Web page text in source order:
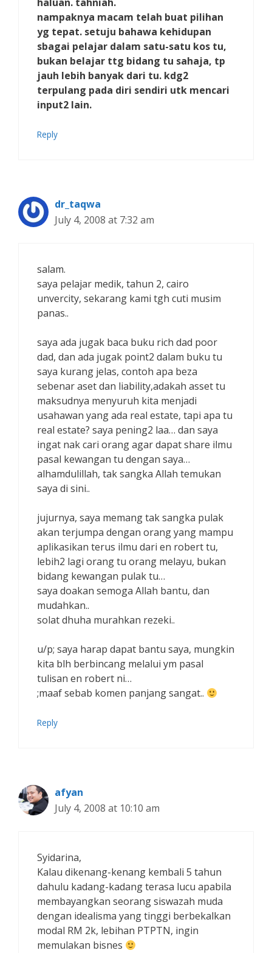
nampaknya macam telah buat pilihan
yg tepat. setuju bahawa kehidupan
sbagai pelajar dalam satu-satu kos tu,
bukan belajar ttg bidang tu sahaja, tp
jauh lebih banyak dari tu. kdg2
terpulang pada diri sendiri utk mencari
input2 lain.
Reply
dr_taqwa
July 4, 2008 at 7:32 am
salam.
saya pelajar medik, tahun 2, cairo
unvercity, sekarang kami tgh cuti musim
panas..
saya ada jugak baca buku rich dad poor
dad, dan ada jugak point2 dalam buku tu
saya kurang jelas, contoh apa beza
sebenar aset dan liability,adakah asset tu
maksudnya menyuruh kita menjadi
usahawan yang ada real estate, tapi apa tu
real estate? saya pening2 laa… dan saya
ingat nak cari orang agar dapat share ilmu
pasal kewangan tu dengan saya…
alhamdulillah, tak sangka Allah temukan
saya di sini..
jujurnya, saya memang tak sangka pulak
akan terjumpa dengan orang yang mampu
aplikasikan terus ilmu dari en robert tu,
lebih2 lagi orang tu orang melayu, bukan
bidang kewangan pulak tu…
saya doakan semoga Allah bantu, dan
mudahkan..
solat dhuha murahkan rezeki..
u/p; saya harap dapat bantu saya, mungkin
kita blh berbincang melalui ym pasal
tulisan en robert ni…
;maaf sebab komen panjang sangat..
Reply
afyan
July 4, 2008 at 10:10 am
Syidarina,
Kalau dikenang-kenang kembali 5 tahun
dahulu kadang-kadang terasa lucu apabila
membayangkan seorang siswazah muda
dengan idealisma yang tinggi berbekalkan
modal RM 2k, lebihan PTPTN, ingin
memulakan bisnes